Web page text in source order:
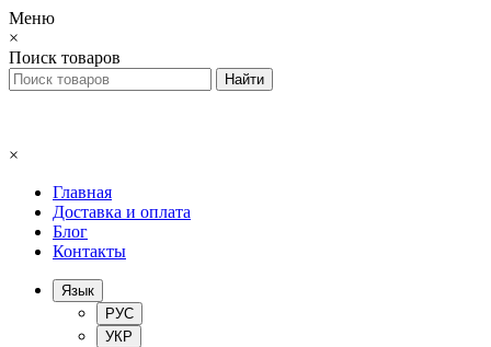
Меню
×
Поиск товаров
×
Главная
Доставка и оплата
Блог
Контакты
Язык
РУС
УКР